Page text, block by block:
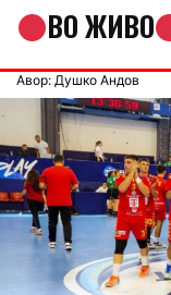
ВО ЖИВО
Авор: Душко Андов